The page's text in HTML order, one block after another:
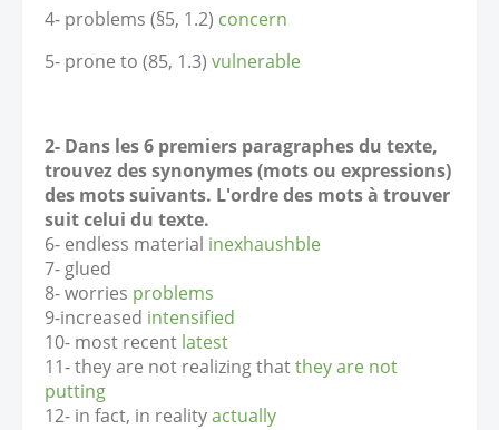
4- problems (§5, 1.2) concern
5- prone to (85, 1.3) vulnerable
2- Dans les 6 premiers paragraphes du texte,
trouvez des synonymes (mots ou expressions)
des mots suivants. L'ordre des mots à trouver
suit celui du texte.
6- endless material inexhaushble
7- glued
8- worries problems
9-increased intensified
10- most recent latest
11- they are not realizing thatthey are not
putting
12- in fact, in realityactually